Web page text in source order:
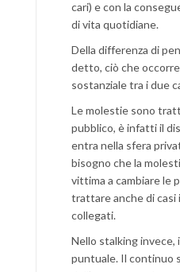
cari) e con la
di vita quotidiane.
Della differenza di
detto, ciò che
sostanziale tra i due
Le molestie sono
pubblico, è infatti il
entra nella sfera
bisogno che la
vittima a cambiare le
trattare anche di casi
collegati.
Nello stalking invece,
puntuale. Il continuo